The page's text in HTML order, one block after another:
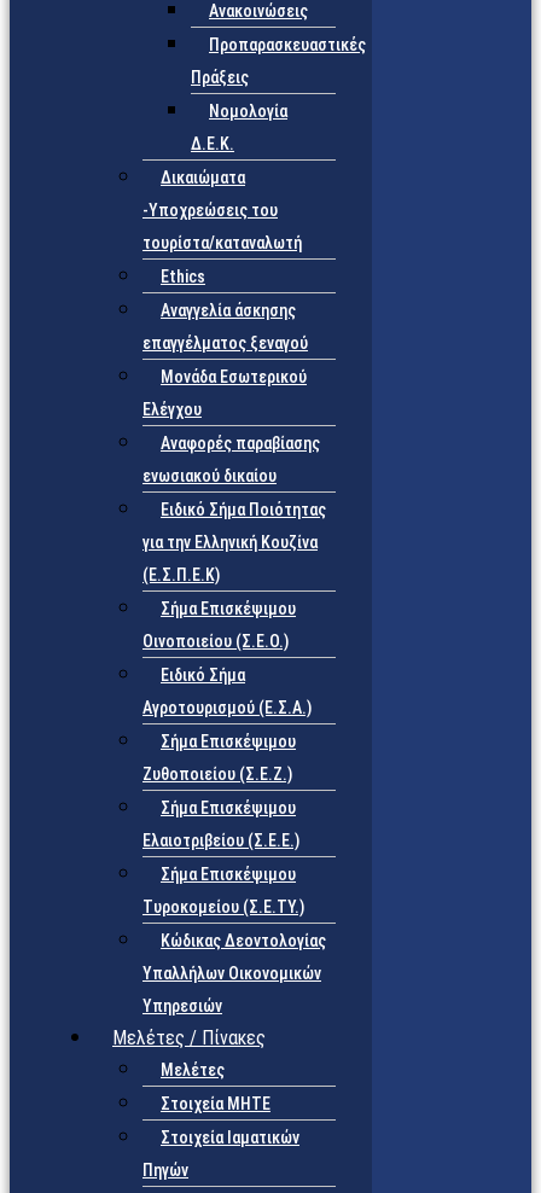
Ανακοινώσεις
Προπαρασκευαστικές
Πράξεις
Νομολογία
Δ.Ε.Κ.
Δικαιώματα
-Υποχρεώσεις του
τουρίστα/καταναλωτή
Ethics
Αναγγελία άσκησης
επαγγέλματος ξεναγού
Μονάδα Εσωτερικού
Ελέγχου
Αναφορές παραβίασης
ενωσιακού δικαίου
Ειδικό Σήμα Ποιότητας
για την Ελληνική Κουζίνα
(Ε.Σ.Π.Ε.Κ)
Σήμα Επισκέψιμου
Οινοποιείου (Σ.Ε.Ο.)
Ειδικό Σήμα
Αγροτουρισμού (Ε.Σ.Α.)
Σήμα Επισκέψιμου
Ζυθοποιείου (Σ.Ε.Ζ.)
Σήμα Επισκέψιμου
Ελαιοτριβείου (Σ.Ε.Ε.)
Σήμα Επισκέψιμου
Τυροκομείου (Σ.Ε.TY.)
Κώδικας Δεοντολογίας
Υπαλλήλων Οικονομικών
Υπηρεσιών
Μελέτες / Πίνακες
Μελέτες
Στοιχεία ΜΗΤΕ
Στοιχεία Ιαματικών
Πηγών